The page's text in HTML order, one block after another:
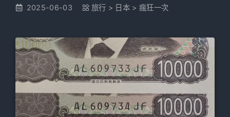
2025-06-03 旅行 > 日本 > 瘋狂一次